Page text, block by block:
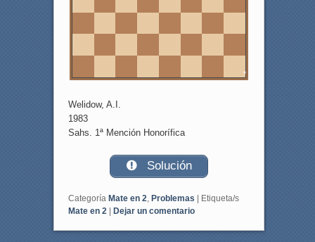
Welidow, A.I.
1983
Sahs. 1ª Mención Honorífica
Solución
Categoría Mate en 2 Problemas | Etiqueta/s
Mate en 2 | Dejar un comentario